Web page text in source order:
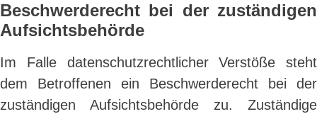
Beschwerderecht bei der zuständigen
Aufsichtsbehörde
Im Falle datenschutzrechtlicher Verstöße steht
dem Betroffenen ein Beschwerderecht bei der
zuständigen Aufsichtsbehörde zu. Zuständige